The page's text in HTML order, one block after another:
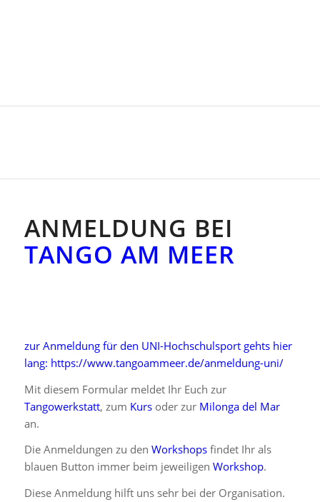
ANMELDUNG BEI
TANGO AM MEER
zur Anmeldung für den UNI-Hochschulsport gehts hier
lang: https://www.tangoammeer.de/anmeldung-uni/
Mit diesem Formular meldet Ihr Euch zur
Tangowerkstatt, zum Kursoder zur Milonga del Mar
an.
Die Anmeldungen zu den Workshopsfindet Ihr als
blauen Button immer beim jeweiligen Workshop.
Diese Anmeldung hilft uns sehr bei der Organisation.